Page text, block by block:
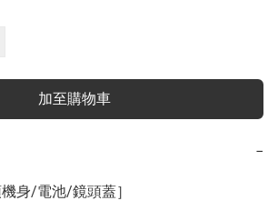
加至購物車
−
身/電池/鏡頭蓋］